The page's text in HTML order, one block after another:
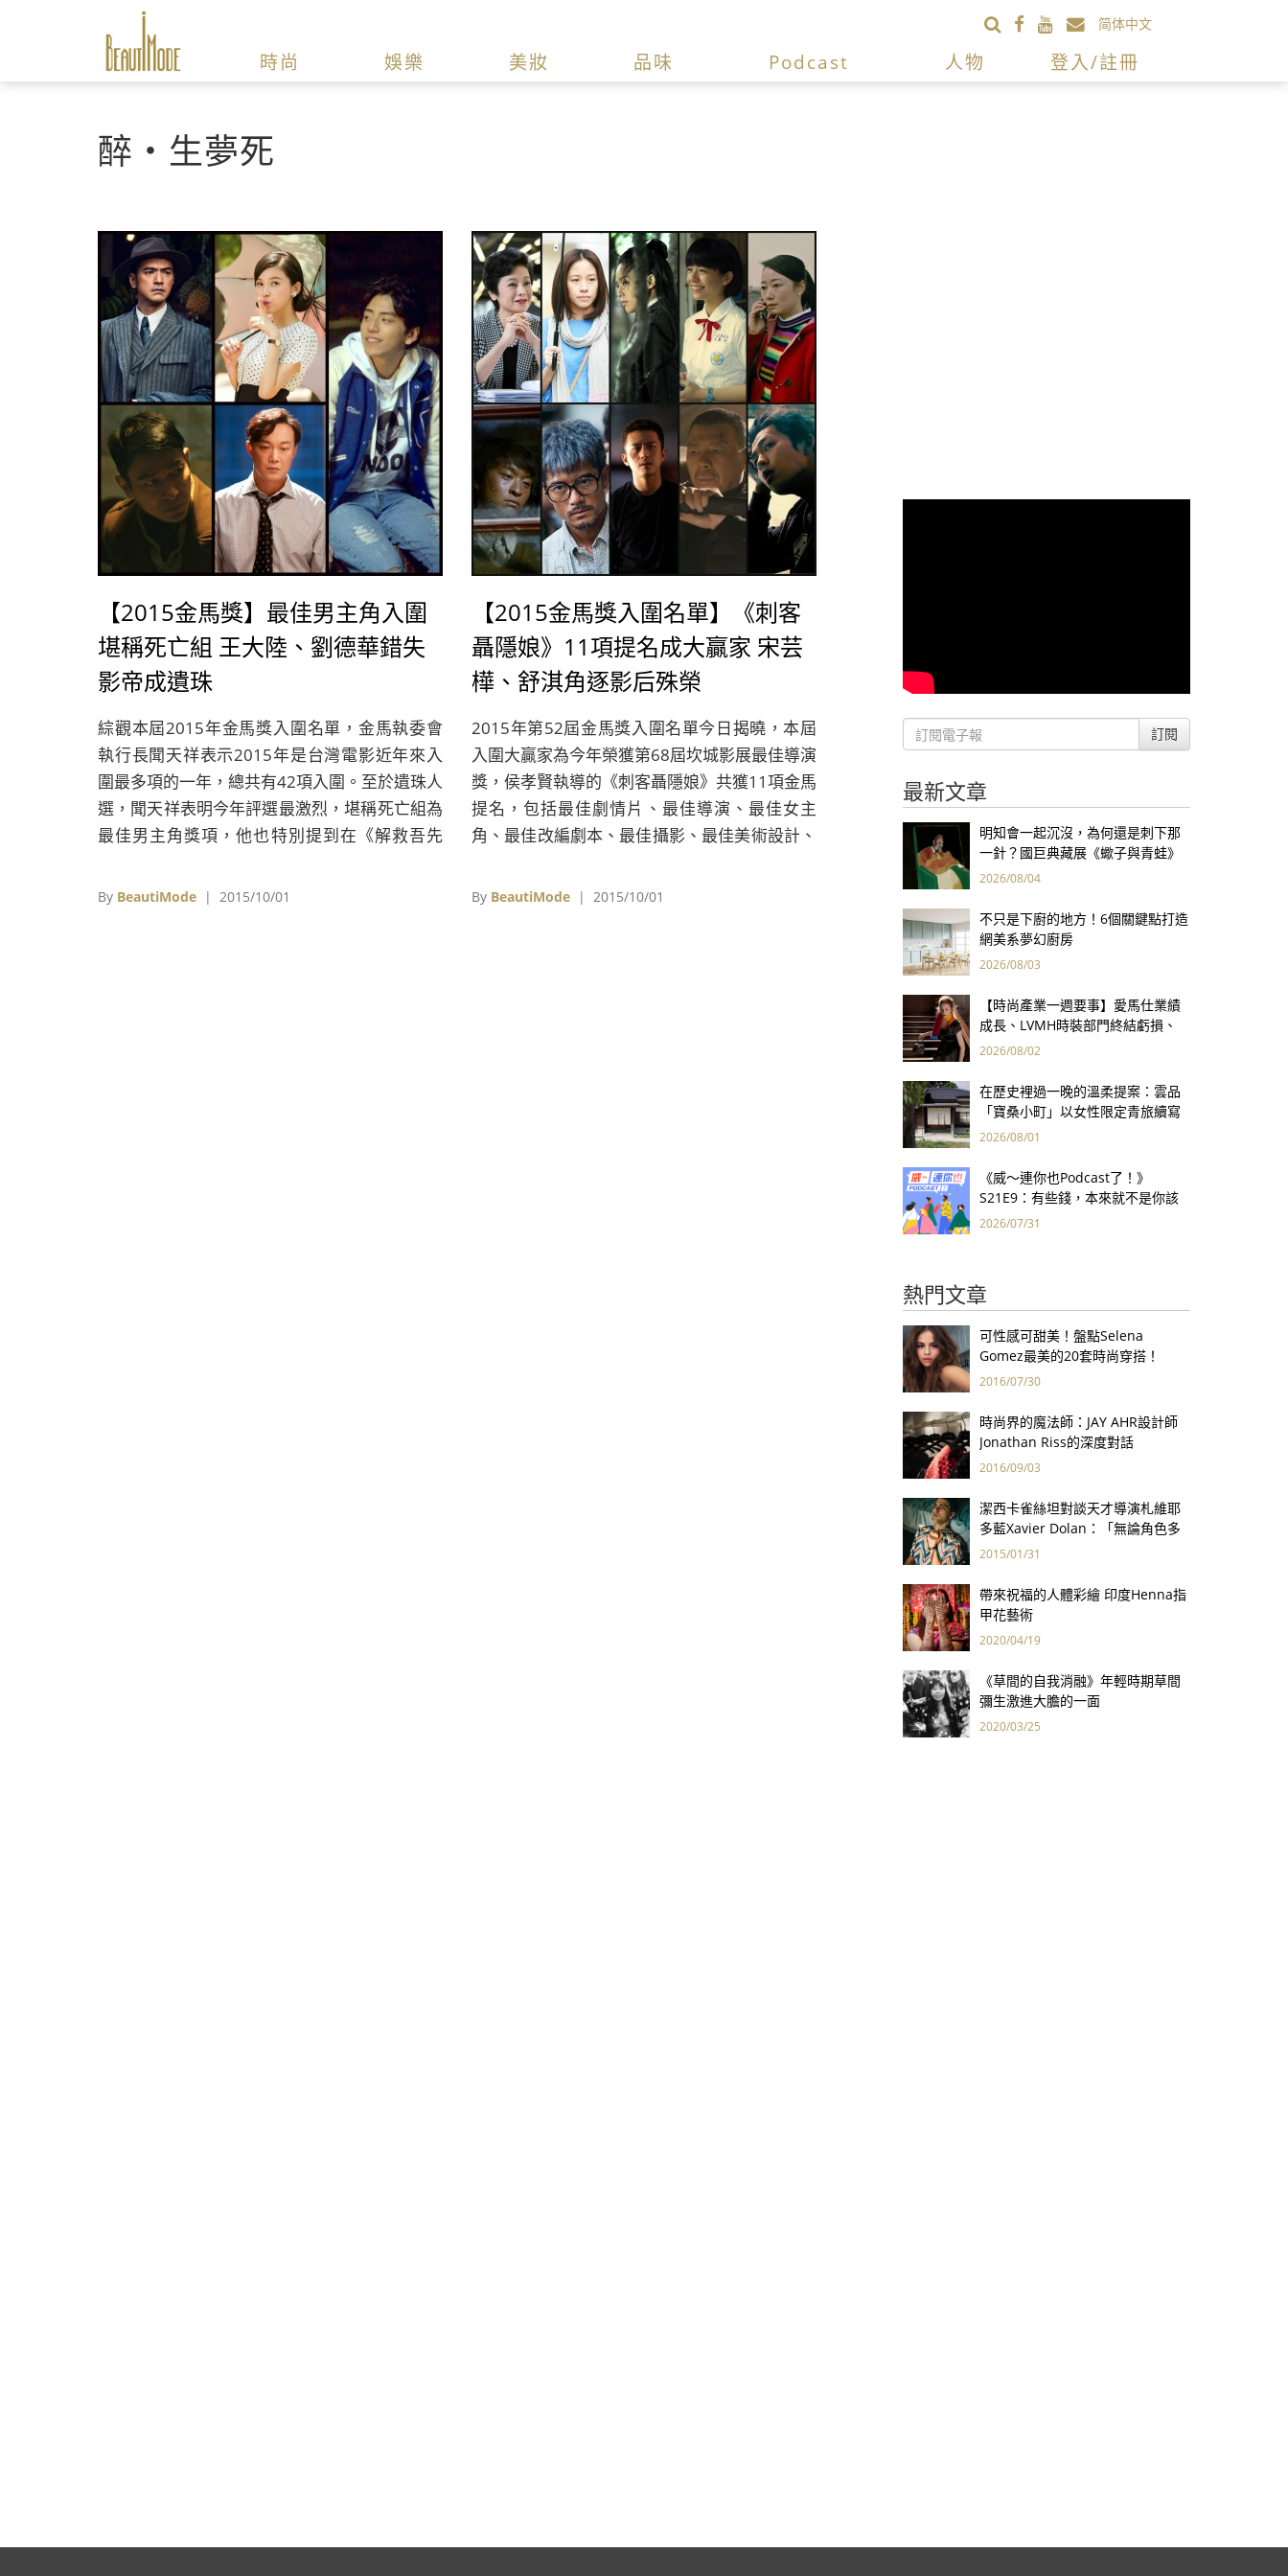
简体中文
時尚 娛樂 美妝 品味 Podcast 人物 登入/註冊
醉‧生夢死
【2015金馬獎】最佳男主角入圍
堪稱死亡組 王大陸、劉德華錯失
影帝成遺珠
綜觀本屆2015年金馬獎入圍名單，金馬執委會
執行長聞天祥表示2015年是台灣電影近年來入
圍最多項的一年，總共有42項入圍。至於遺珠人
選，聞天祥表明今年評選最激烈，堪稱死亡組為
最佳男主角獎項，他也特別提到在《解救吾先
影帝失之交臂，其他像是《太平輪：驚濤摯愛》
By BeautiMode | 2015/10/01
【2015金馬獎入圍名單】《刺客
聶隱娘》11項提名成大贏家 宋芸
樺、舒淇角逐影后殊榮
2015年第52屆金馬獎入圍名單今日揭曉，本屆
入圍大贏家為今年榮獲第68屆坎城影展最佳導演
獎，侯孝賢執導的《刺客聶隱娘》共獲11項金馬
提名，包括最佳劇情片、最佳導演、最佳女主
角、最佳改編劇本、最佳攝影、最佳美術設計、
是她6度角逐影后殊榮，她將面對《華麗上班
By BeautiMode | 2015/10/01
訂閱
最新文章
明知會一起沉沒，為何還是刺下那
一針？國巨典藏展《蠍子與青蛙》
用66件名作拷問人性
2026/08/04
不只是下廚的地方！6個關鍵點打造
網美系夢幻廚房
2026/08/03
【時尚產業一週要事】愛馬仕業績
成長、LVMH時裝部門終結虧損、
Kering轉型策略初現成效、Prada
2026/08/02
在歷史裡過一晚的溫柔提案：雲品
「寶桑小町」以女性限定青旅續寫
台東老屋記憶
2026/08/01
《威～連你也Podcast了！》
S21E9：有些錢，本來就不是你該
賺的——讀《一個投機者的告白》
2026/07/31
熱門文章
可性感可甜美！盤點Selena
Gomez最美的20套時尚穿搭！
2016/07/30
時尚界的魔法師：JAY AHR設計師
Jonathan Riss的深度對話
2016/09/03
潔西卡雀絲坦對談天才導演札維耶
多藍Xavier Dolan：「無論角色多
麼邊緣化，對我來說，當他們開
2015/01/31
帶來祝福的人體彩繪 印度Henna指
甲花藝術
2020/04/19
《草間的自我消融》年輕時期草間
彌生激進大膽的一面
2020/03/25